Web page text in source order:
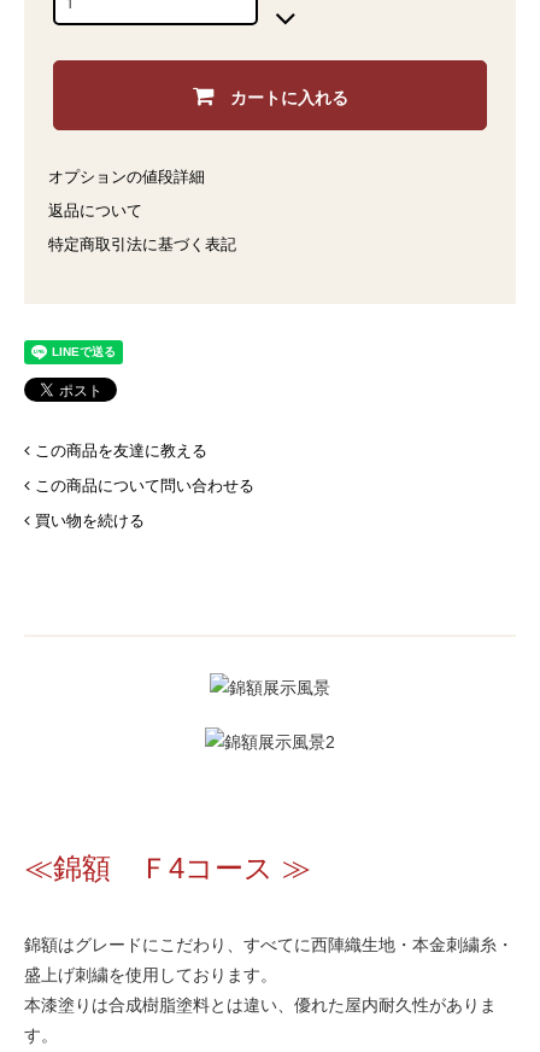
カートに入れる
オプションの値段詳細
返品について
特定商取引法に基づく表記
この商品を友達に教える
この商品について問い合わせる
買い物を続ける
≪錦額 Ｆ4コース ≫
錦額はグレードにこだわり、すべてに西陣織生地・本金刺繍糸・
盛上げ刺繍を使用しております。
本漆塗りは合成樹脂塗料とは違い、優れた屋内耐久性がありま
す。